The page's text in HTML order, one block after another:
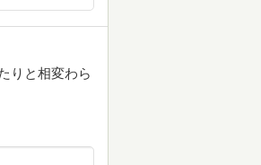
りと相変わら